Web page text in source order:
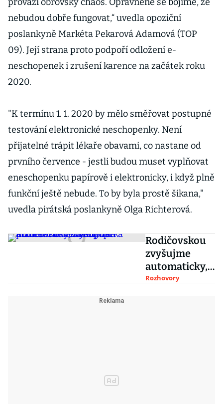
nebudou dobře fungovat,“ uvedla opoziční
poslankyně Markéta Pekarová Adamová (TOP
09). Její strana proto podpoří odložení e-
neschopenek i zrušení karence na začátek roku
2020.
"K termínu 1. 1. 2020 by mělo směřovat postupné
testování elektronické neschopenky. Není
přijatelné trápit lékaře obavami, co nastane od
prvního července - jestli budou muset vyplňovat
eneschopenku papírově i elektronicky, i když plně
funkční ještě nebude. To by byla prostě šikana,"
uvedla pirátská poslankyně Olga Richterová.
Rodičovskou
zvyšujme
automaticky,
chce pirátka
Rozhovory